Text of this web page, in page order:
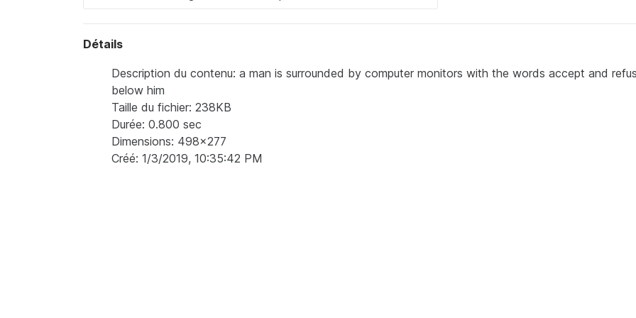
Détails
Description du contenu: a man is surrounded by computer monitors with the words accept and
below him
Taille du fichier: 238KB
Durée: 0.800 sec
Dimensions: 498x277
Créé: 1/3/2019, 10:35:42 PM